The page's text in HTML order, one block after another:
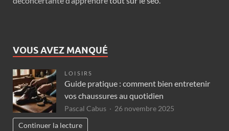
VOUS AVEZ MANQUÉ
LOISIRS
Guide pratique : comment bien entretenir
vos chaussures au quotidien
Pascal Cabus
26 novembre 2025
Continuer la lecture